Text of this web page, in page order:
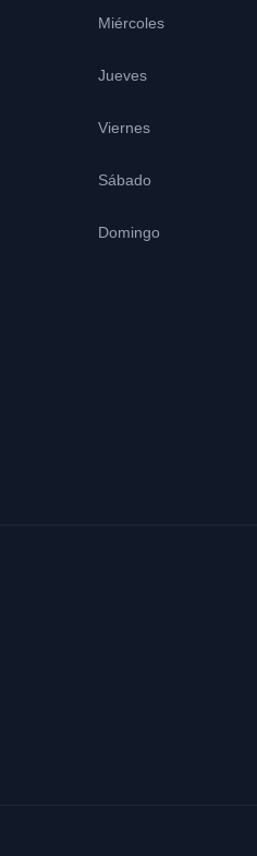
Miércoles
Jueves
Viernes
Sábado
Domingo